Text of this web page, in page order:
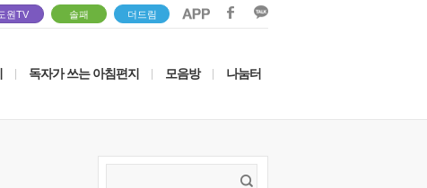
원TV 솔패 더드림
독자가 쓰는 아침편지 모음방 나눔터